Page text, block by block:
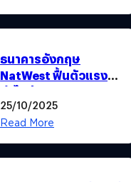
ธนาคารอังกฤษ
NatWest ฟื้นตัวแรง
กำไรพุ่ง 30% แตะจุด
สูงสุดในรอบ 17 ปี
25/10/2025
Read More